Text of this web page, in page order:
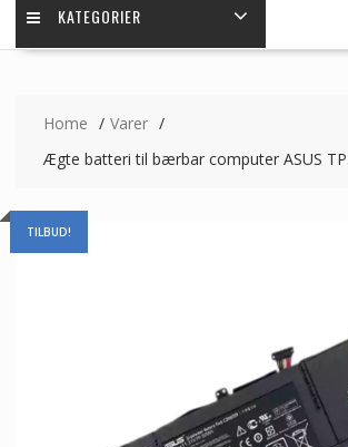
KATEGORIER
Home
Varer
Ægte batteri til bærbar computer ASUS
TILBUD!